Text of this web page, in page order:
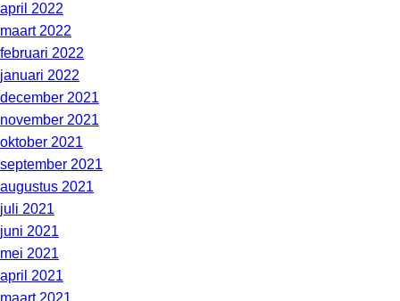
april 2022
maart 2022
februari 2022
januari 2022
december 2021
november 2021
oktober 2021
september 2021
augustus 2021
juli 2021
juni 2021
mei 2021
april 2021
maart 2021